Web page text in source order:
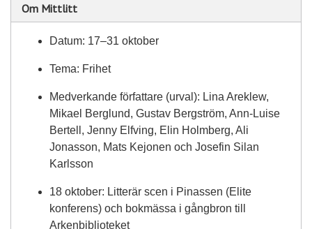
Om Mittlitt
Datum: 17–31 oktober
Tema: Frihet
Medverkande författare (urval): Lina Areklew,
Mikael Berglund, Gustav Bergström, Ann-Luise
Bertell, Jenny Elfving, Elin Holmberg, Ali
Jonasson, Mats Kejonen och Josefin Silan
Karlsson
18 oktober: Litterär scen i Pinassen (Elite
konferens) och bokmässa i gångbron till
Arkenbiblioteket